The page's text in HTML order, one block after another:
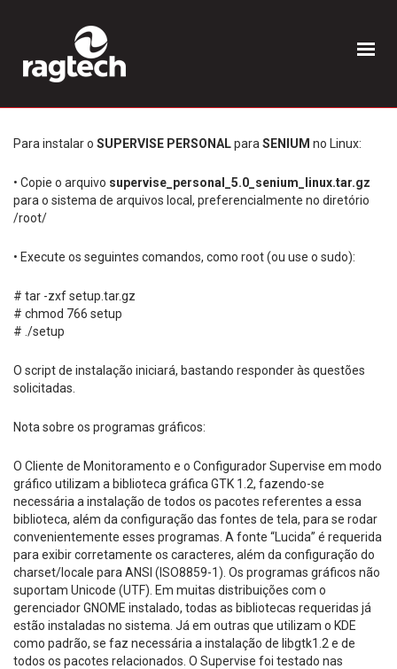
Para instalar o SUPERVISE PERSONALpara SENIUM no Linux:
• Copie o arquivo supervise_personal_5.0_senium_linux.tar.gz
para o sistema de arquivos local, preferencialmente no diretório
/root/
• Execute os seguintes comandos, como root (ou use o sudo):
# tar -zxf setup.tar.gz
# chmod 766 setup
# ./setup
O script de instalação iniciará, bastando responder às questões
solicitadas.
Nota sobre os programas gráficos:
O Cliente de Monitoramento e o Configurador Supervise em modo
gráfico utilizam a biblioteca gráfica GTK 1.2, fazendo-se
necessária a instalação de todos os pacotes referentes a essa
biblioteca, além da configuração das fontes de tela, para se rodar
convenientemente esses programas. A fonte “Lucida” é requerida
para exibir corretamente os caracteres, além da configuração do
charset/locale para ANSI (ISO8859-1). Os programas gráficos não
suportam Unicode (UTF). Em muitas distribuições com o
gerenciador GNOME instalado, todas as bibliotecas requeridas já
estão instaladas no sistema. Já em outras que utilizam o KDE
como padrão, se faz necessária a instalação de libgtk1.2 e de
todos os pacotes relacionados. O Supervise foi testado nas